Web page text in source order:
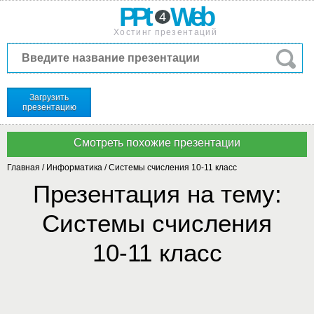
PPt 4 Web
Хостинг презентаций
Загрузить
презентацию
Главная / Информатика /Системы счисления 10-11 класс
Презентация на тему:
Системы счисления
10-11 класс